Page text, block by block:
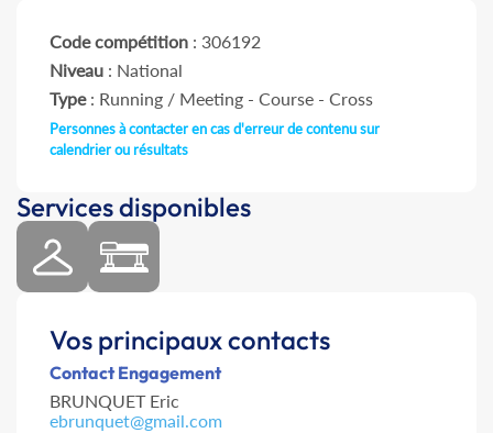
Code compétition : 306192
Niveau : National
Type: Running / Meeting - Course - Cross
Personnes à contacter en cas d'erreur de contenu sur
calendrier ou résultats
Services disponibles
Vos principaux contacts
Contact Engagement
BRUNQUET Eric
ebrunquet@gmail.com